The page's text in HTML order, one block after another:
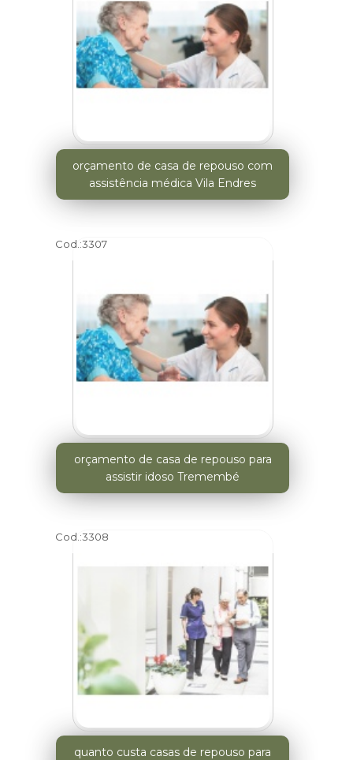
orçamento de casa de repouso com
assistência médica Vila Endres
Cod.:3307
orçamento de casa de repouso para
assistir idoso Tremembé
Cod.:3308
quanto custa casas de repouso para